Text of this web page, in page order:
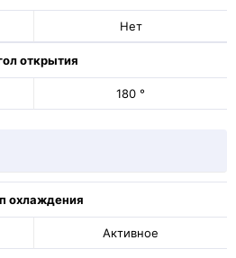
Нет
открытия
180 °
охлаждения
Активное